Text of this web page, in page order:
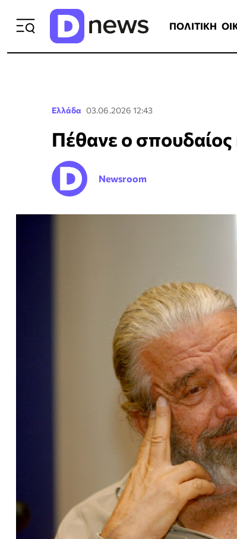
ΠΟΛΙΤΙΚΗ
Ελλάδα 03.06.2026 12:43
Πέθανε ο
Newsroom